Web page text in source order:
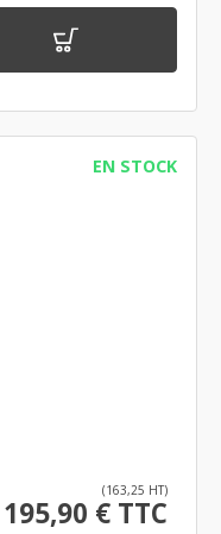
EN STOCK
(163,25 HT)
195,90 € TTC